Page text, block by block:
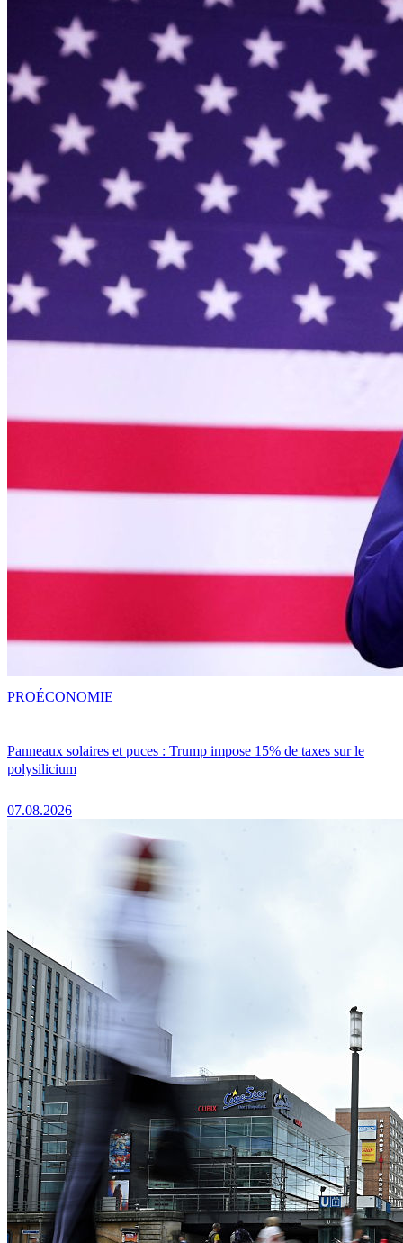
Panneaux solaires et puces : Trump impose 15% de taxes sur le
polysilicium
07.08.2026
PROÉCONOMIE